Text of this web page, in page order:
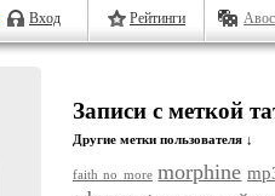
Вход Рейтинги
Записи с меткой
Другие метки пользователя ↓
faith no more morphine